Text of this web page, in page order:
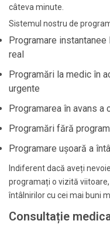
câteva minute.
Sistemul nostru de
Programare
real
Programări la medic în
urgente
Programarea în avans
Programări fără
Programare ușoară a
Indiferent dacă aveți
programați o vizită
întâlnirilor cu cei mai buni
Consultație